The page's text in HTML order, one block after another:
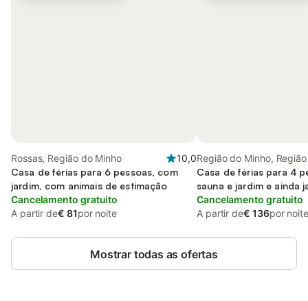
Rossas, Região do Minho
10,0
Casa de férias para 6 pessoas, com
jardim, com animais de estimação
Cancelamento gratuito
A partir de€ 81por noite
Região do Minho,
Casa de férias para 4
sauna e jardim e ainda
Cancelamento gratuito
A partir de€ 136por noite
Mostrar todas as ofertas